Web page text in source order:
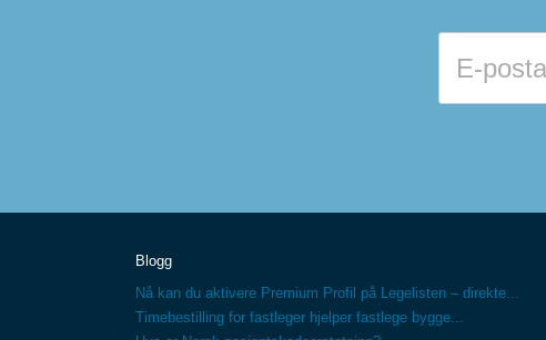
Blogg
Nå kan du aktivere Premium Profil på Legelisten – direkte...
Timebestilling for fastleger hjelper fastlege bygge...